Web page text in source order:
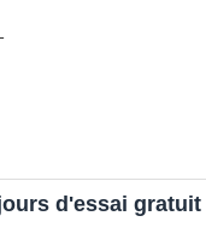
d'essai gratuit